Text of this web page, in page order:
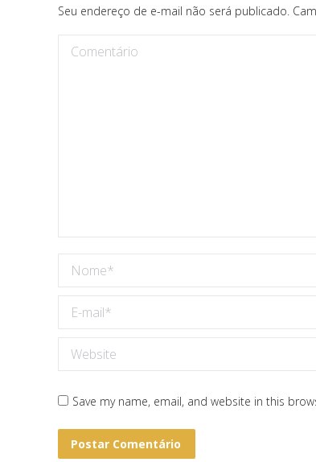
Seu endereço de e-mail não será publicado.
Comentário
Nome *
E-mail *
Website
Save my name, email, and website in this
Postar Comentário